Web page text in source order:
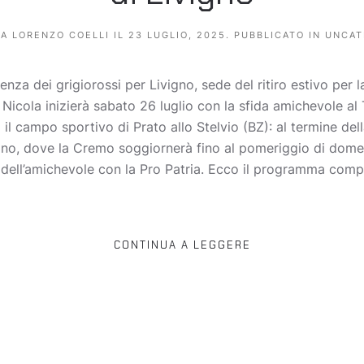
LORENZO COELLI IL 23 LUGLIO, 2025 . PUBBLICATO IN
dei grigiorossi per Livigno, sede del ritiro estivo per
inizierà sabato 26 luglio con la sfida amichevole al
il campo sportivo di Prato allo Stelvio (BZ): al termine
dove la Cremo soggiornerà fino al pomeriggio di
con la Pro Patria. Ecco il programma
CONTINUA A LEGGERE